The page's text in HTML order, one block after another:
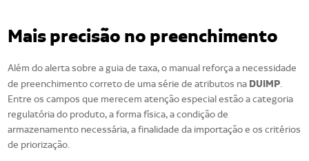
Mais precisão no preenchimento
Além do alerta sobre a guia de taxa, o manual reforça a necessidade
de preenchimento correto de uma série de atributos na DUIMP.
Entre os campos que merecem atenção especial estão a categoria
regulatória do produto, a forma física, a condição de
armazenamento necessária, a finalidade da importação e os critérios
de priorização.